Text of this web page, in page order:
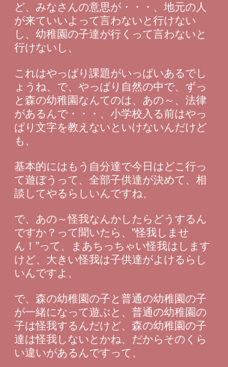
ど、みなさんの意思が・・・、地元の人
が来ていいよって言わないと行けない
し、幼稚園の子達が行くって言わないと
行けないし、
これはやっぱり課題がいっぱいあるでし
ょうね、で、やっぱり自然の中で、ずっ
と森の幼稚園なんてのは、あの～、法律
があるんで・・・、小学校入る前はやっ
ぱり文字を教えないといけないんだけど
も、
基本的にはもう自分達で今日はどこ行っ
て遊ぼうって、全部子供達が決めて、相
談してやるらしいんですね、
で、あの～怪我なんかしたらどうするん
ですか？って聞いたら、”怪我しませ
ん！”って、まあちっちゃい怪我はします
けど、大きい怪我は子供達がよけるらし
いんですよ、
で、森の幼稚園の子と普通の幼稚園の子
が一緒になって遊ぶと、普通の幼稚園の
子は怪我するんだけど、森の幼稚園の子
達は怪我しないとかね、だからそのくら
い違いがあるんですって、